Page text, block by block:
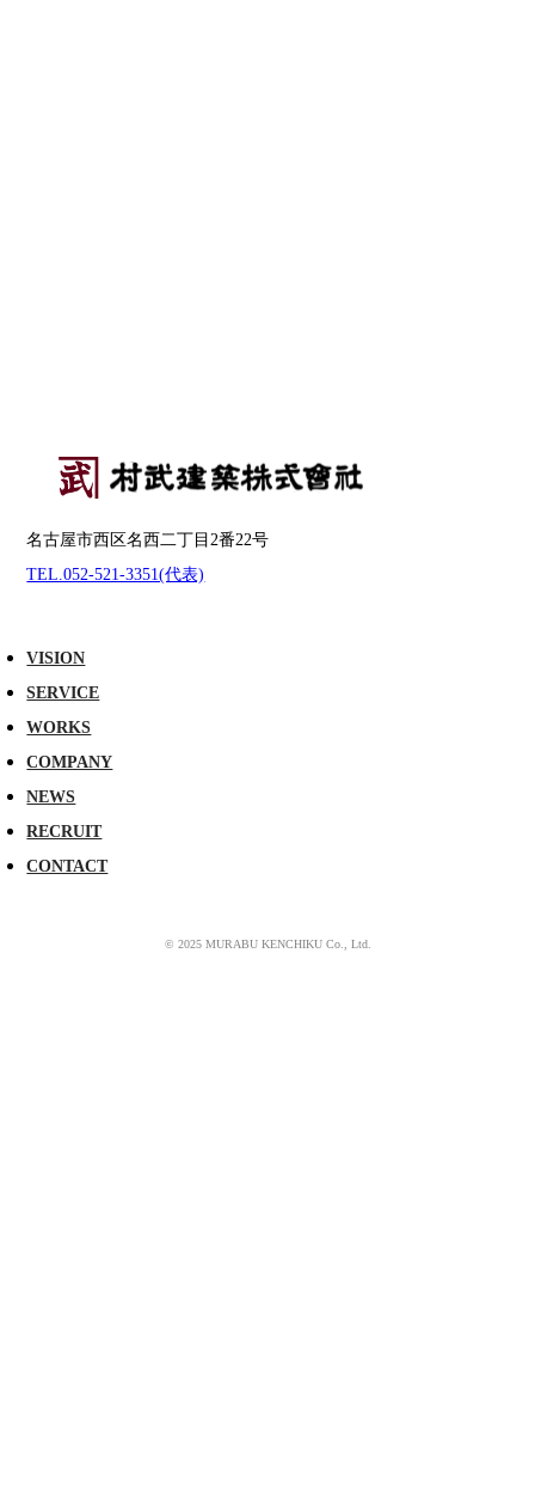
名古屋市西区名西二丁目2番22号
TEL.052-521-3351(代表)
VISION
SERVICE
WORKS
COMPANY
NEWS
RECRUIT
CONTACT
© 2025 MURABU KENCHIKU Co., Ltd.